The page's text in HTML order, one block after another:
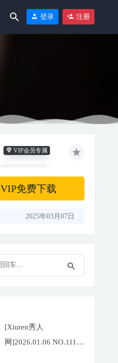
登录 注册
VIP会员专属
VIP免费下载
2025年03月07日
[Xiuren秀人
网]2026.01.06 NO.11196